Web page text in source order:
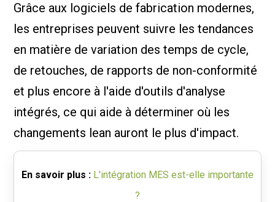
Grâce aux logiciels de fabrication modernes,
les entreprises peuvent suivre les tendances
en matière de variation des temps de cycle,
de retouches, de rapports de non-conformité
et plus encore à l'aide d'outils d'analyse
intégrés, ce qui aide à déterminer où les
changements lean auront le plus d'impact.
En savoir plus : L'intégration MES est-elle importante
?